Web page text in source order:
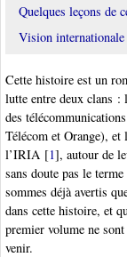
Quelques leçons de
Vision internationale
Cette histoire est un
lutte entre deux clans :
des
Télécom et Orange), et
l’IRIA [1], autour de
sans doute pas le
sommes déjà avertis
dans cette histoire, et
premier volume ne
venir.